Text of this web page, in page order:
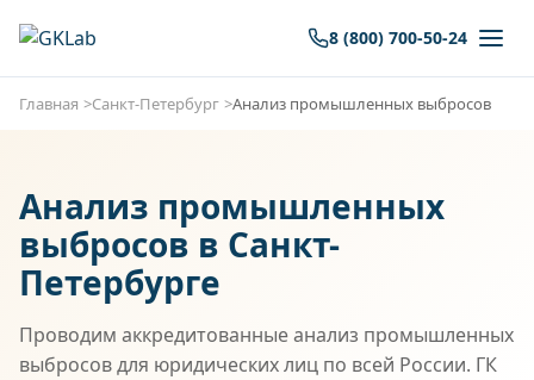
8 (800) 700-50-24
Главная Санкт-Петербург Анализ промышленных выбросов
Анализ промышленных
выбросов в Санкт-
Петербурге
Проводим аккредитованные анализ промышленных
выбросов для юридических лиц по всей России. ГК